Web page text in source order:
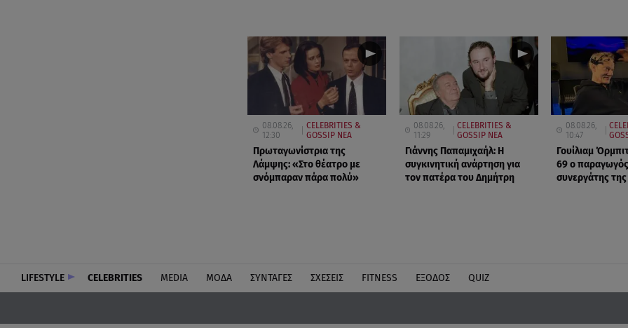
08.08.26,
12:30
CELEBRITIES &
GOSSIP ΝΕΑ
Πρωταγωνίστρια της
Λάμψης: «Στο θέατρο με
σνόμπαραν πάρα πολύ»
08.08.26,
11:29
CELEBRITIES &
GOSSIP ΝΕΑ
Γιάννης Παπαμιχαήλ: Η
συγκινητική ανάρτηση για
τον πατέρα του Δημήτρη
08.08.26,
10:47
Γουίλιαμ
69 ο
συνεργάτης
LIFESTYLE CELEBRITIES MEDIA ΜΟΔΑ ΣΥΝΤΑΓΕΣ ΣΧΕΣΕΙΣ FITNESS ΕΞΟΔΟΣ QUIZ